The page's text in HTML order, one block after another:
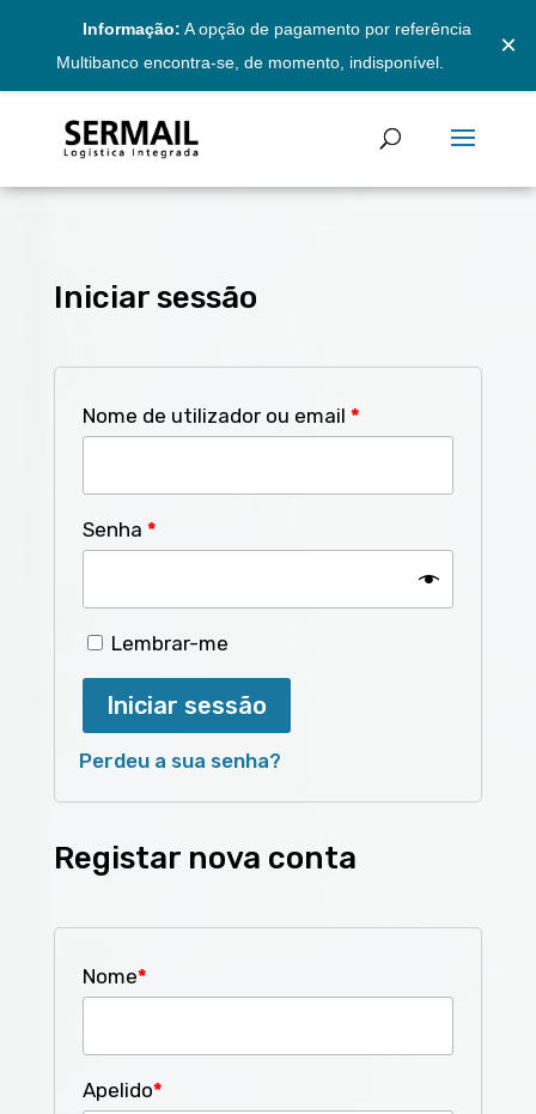
Informação: A opção de pagamento por referência
Multibanco encontra-se, de momento, indisponível.
×
Iniciar sessão
Nome de utilizador ou email *
Senha *
Lembrar-me
Iniciar sessão
Perdeu a sua senha?
Registar nova conta
Nome*
Apelido*